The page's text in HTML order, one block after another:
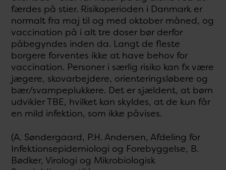
færdes på stier. Risikoperioden i Danmark er
normalt fra maj til og med oktober måned, og
vaccination på i alt tre doser bør derfor
påbegyndes inden da. Langt de fleste
borgere forventes ikke at have behov for
vaccination. Personer i særlig risiko kan fx være
jægere, skovarbejdere, orienteringsløbere og
bær/svampeplukkere. Det er sjældent, at børn
udvikler TBE, hvilket kan skyldes, at de kun får
en mild infektion, som ikke påvises.
(A. Søndergaard, P.H. Andersen, Afdeling for
Infektionsepidemiologi og Forebyggelse, B.
Bødker, Virologi og Mikrobiologisk